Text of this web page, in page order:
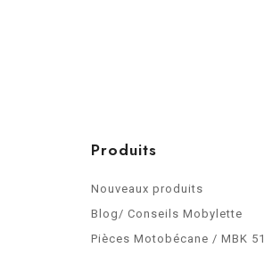
Produits
Nouveaux produits
Blog/ Conseils Mobylette
Pièces Motobécane / MBK 51